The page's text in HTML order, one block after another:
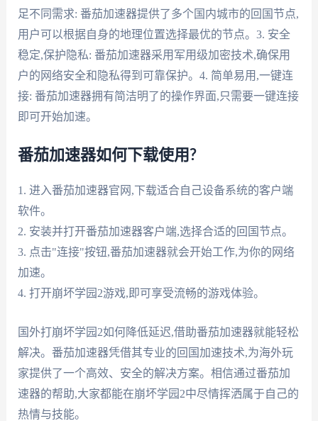
足不同需求: 番茄加速器提供了多个国内城市的回国节点,
用户可以根据自身的地理位置选择最优的节点。3. 安全
稳定,保护隐私: 番茄加速器采用军用级加密技术,确保用
户的网络安全和隐私得到可靠保护。4. 简单易用,一键连
接: 番茄加速器拥有简洁明了的操作界面,只需要一键连接
即可开始加速。
番茄加速器如何下载使用?
1. 进入番茄加速器官网,下载适合自己设备系统的客户端
软件。
2. 安装并打开番茄加速器客户端,选择合适的回国节点。
3. 点击"连接"按钮,番茄加速器就会开始工作,为你的网络
加速。
4. 打开崩坏学园2游戏,即可享受流畅的游戏体验。
国外打崩坏学园2如何降低延迟,借助番茄加速器就能轻松
解决。番茄加速器凭借其专业的回国加速技术,为海外玩
家提供了一个高效、安全的解决方案。相信通过番茄加
速器的帮助,大家都能在崩坏学园2中尽情挥洒属于自己的
热情与技能。